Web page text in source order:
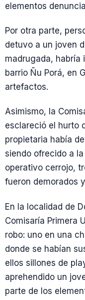
elementos
Por otra parte,
detuvo a un joven
madrugada, habría
barrio Ñu Porá, en
artefactos.
Asimismo, la
esclareció el hurto
propietaria había
siendo ofrecido a
operativo cerrojo,
fueron demorados
En la localidad de
Comisaría Primera
robo: uno en una
donde se habían
ellos sillones de
aprehendido un
parte de los